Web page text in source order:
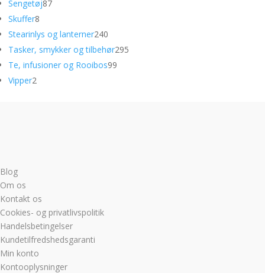
Sengetøj8787
Skuffer8
varer
Stearinlys og lanterner240
varer
Tasker, smykker og tilbehør295
Te, infusioner og Rooibos99
Vipper2
Blog
Om os
Kontakt os
Cookies- og privatlivspolitik
Handelsbetingelser
Kundetilfredshedsgaranti
Min konto
Kontooplysninger